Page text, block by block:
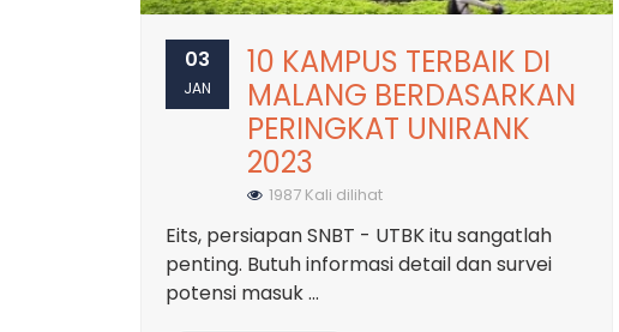
03
JAN
10 KAMPUS TERBAIK DI
MALANG BERDASARKAN
PERINGKAT UNIRANK
2023
1987 Kali dilihat
Eits, persiapan SNBT - UTBK itu sangatlah
penting. Butuh informasi detail dan survei
potensi masuk ...